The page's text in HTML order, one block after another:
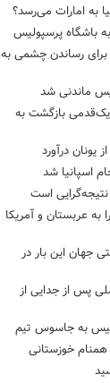
به امارات می‌رسد؟
باشگاه پرسپولیس
رساندن چشمی به
ماندنی شد
یک‌قدمی بازگشت به
یونان درآورد
اسپانیا شد
است
به عربستان و آمریکا
جهان این بار در
پس از جدایی از
به جاسوس تیم
همنام خوزستانی